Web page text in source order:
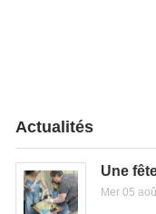
Actualités
Une
Mer 05